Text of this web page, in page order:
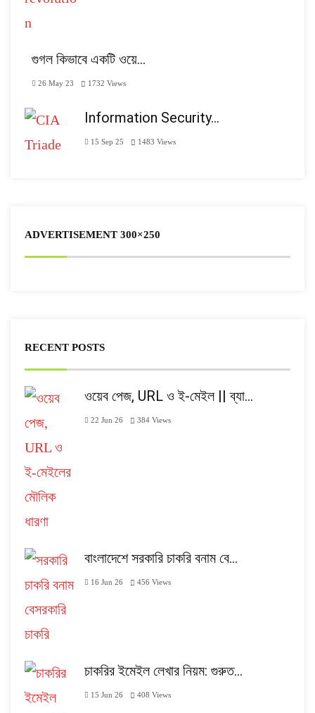
গুগল কিভাবে একটি ওয়ে…
26 May 23 1732 Views
Information Security…
15 Sep 25 1483 Views
ADVERTISEMENT 300×250
RECENT POSTS
ওয়েব পেজ, URL ও ই-মেইল || ব্যা…
22 Jun 26 384 Views
বাংলাদেশে সরকারি চাকরি বনাম বে…
16 Jun 26 456 Views
চাকরির ইমেইল লেখার নিয়ম: গুরুত…
15 Jun 26 408 Views